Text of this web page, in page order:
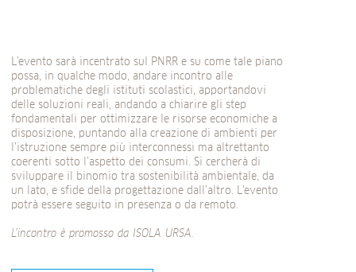
L’evento sarà incentrato sul PNRR e su come tale piano
possa, in qualche modo, andare incontro alle
problematiche degli istituti scolastici, apportandovi
delle soluzioni reali, andando a chiarire gli step
fondamentali per ottimizzare le risorse economiche a
disposizione, puntando alla creazione di ambienti per
l’istruzione sempre più interconnessi ma altrettanto
coerenti sotto l’aspetto dei consumi. Si cercherà di
sviluppare il binomio tra sostenibilità ambientale, da
un lato, e sfide della progettazione dall’altro. L’evento
potrà essere seguito in presenza o da remoto.
L’incontro è promosso da ISOLA URSA.